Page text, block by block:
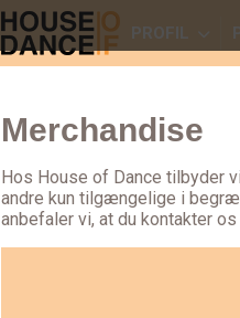
PROFIL
Merchandise
Hos House of Dance tilbyder
andre kun tilgængelige i
anbefaler vi, at du kontakter